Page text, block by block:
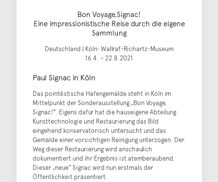
Bon Voyage,Signac!
Eine impressionistische Reise durch die eigene
Sammlung
Deutschland | Köln: Wallraf-Richartz-Museum
16.4. – 22.8.2021
Paul Signac in Köln
Das pointilistische Hafengemälde steht in Köln im
Mittelpunkt der Sonderausstellung „Bon Voyage,
Signac!“. Eigens dafür hat die hauseigene Abteilung
Kunsttechnologie und Restaurierung das Bild
eingehend konservatorisch untersucht und das
Gemälde einer vorsichtigen Reinigung unterzogen. Der
Weg dieser Restaurierung wird anschaulich
dokumentiert und ihr Ergebnis ist atemberaubend.
Dieser „neue“ Signac wird nun erstmals der
Öffentlichkeit präsentiert.